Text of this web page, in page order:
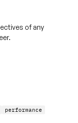
of any
performance